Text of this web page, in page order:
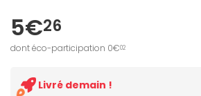
5€26
dont éco-participation 0€02
Livré demain !